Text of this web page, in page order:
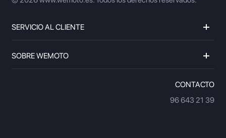
SERVICIO AL CLIENTE
SOBRE WEMOTO
CONTACTO
96 643 21 39